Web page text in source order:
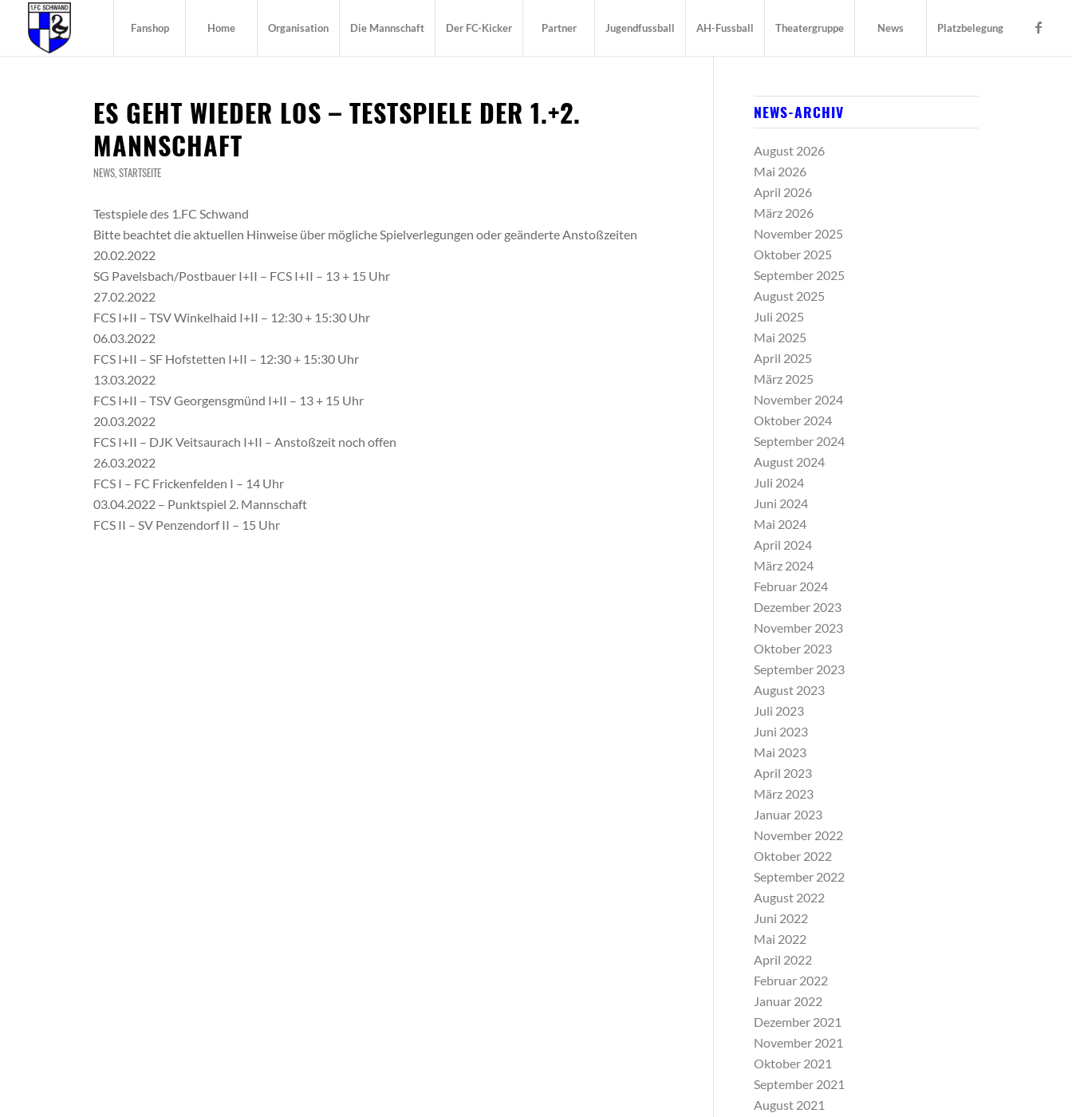
Fanshop Home Organisation Die Mannschaft Der FC-Kicker Partner Jugendfussball AH-Fussball Theatergruppe News Platzbelegung
ES GEHT WIEDER LOS – TESTSPIELE DER 1.+2.
MANNSCHAFT
NEWS,STARTSEITE
Testspiele des 1.FC Schwand
Bitte beachtet die aktuellen Hinweise über mögliche Spielverlegungen oder geänderte Anstoßzeiten
20.02.2022
SG Pavelsbach/Postbauer I+II – FCS I+II – 13 + 15 Uhr
27.02.2022
FCS I+II – TSV Winkelhaid I+II – 12:30 + 15:30 Uhr
06.03.2022
FCS I+II – SF Hofstetten I+II – 12:30 + 15:30 Uhr
13.03.2022
FCS I+II – TSV Georgensgmünd I+II – 13 + 15 Uhr
20.03.2022
FCS I+II – DJK Veitsaurach I+II – Anstoßzeit noch offen
26.03.2022
FCS I – FC Frickenfelden I – 14 Uhr
03.04.2022 – Punktspiel 2. Mannschaft
FCS II – SV Penzendorf II – 15 Uhr
NEWS-ARCHIV
August 2026
Mai 2026
April 2026
März 2026
November 2025
Oktober 2025
September 2025
August 2025
Juli 2025
Mai 2025
April 2025
März 2025
November 2024
Oktober 2024
September 2024
August 2024
Juli 2024
Juni 2024
Mai 2024
April 2024
März 2024
Februar 2024
Dezember 2023
November 2023
Oktober 2023
September 2023
August 2023
Juli 2023
Juni 2023
Mai 2023
April 2023
März 2023
Januar 2023
November 2022
Oktober 2022
September 2022
August 2022
Juni 2022
Mai 2022
April 2022
Februar 2022
Januar 2022
Dezember 2021
November 2021
Oktober 2021
September 2021
August 2021